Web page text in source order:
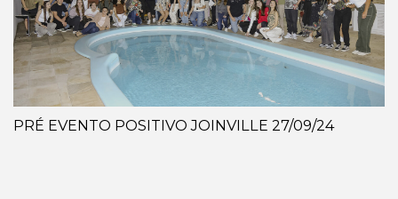
PRÉ EVENTO POSITIVO JOINVILLE 27/09/24